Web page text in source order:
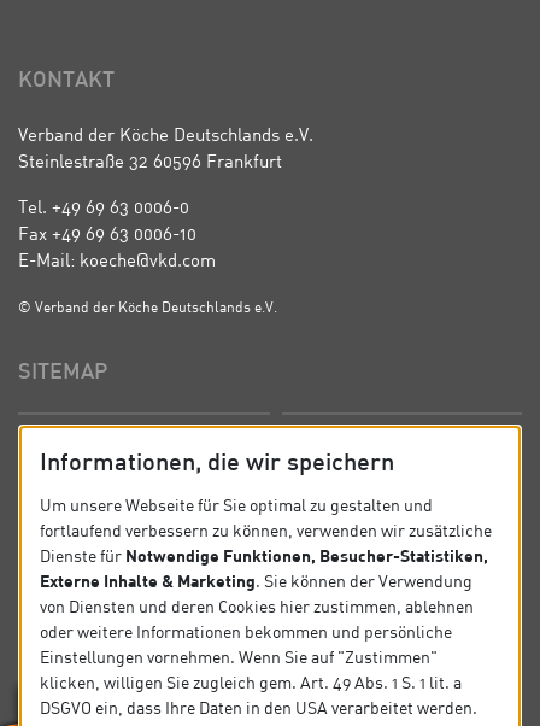
KONTAKT
Verband der Köche Deutschlands e.V.
Steinlestraße 32 60596 Frankfurt
Tel. +49 69 63 0006-0
Fax +49 69 63 0006-10
E-Mail: koeche@vkd.com
© Verband der Köche Deutschlands e.V.
SITEMAP
News Kontakt
Datenschutz Impressum
SOCIAL
Folgen Sie uns auf Social Media.
Informationen, die wir speichern
Um unsere Webseite für Sie optimal zu gestalten und
fortlaufend verbessern zu können, verwenden wir zusätzliche
Dienste für Notwendige Funktionen, Besucher-Statistiken,
Externe Inhalte & Marketing. Sie können der Verwendung
von Diensten und deren Cookies hier zustimmen, ablehnen
oder weitere Informationen bekommen und persönliche
Einstellungen vornehmen. Wenn Sie auf "Zustimmen"
klicken, willigen Sie zugleich gem. Art. 49 Abs. 1 S. 1 lit. a
DSGVO ein, dass Ihre Daten in den USA verarbeitet werden.